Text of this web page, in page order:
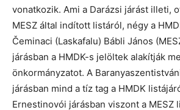
vonatkozik. Ami a Darázsi járást illeti,
MESZ által indított listáról, négy a
Čeminaci (Laskafalu) Bábli János
járásban a HMDK-s jelöltek alakítják
önkormányzatot. A
járásban mind a tíz tag a HMDK
Ernestinovói járásban viszont a MESZ